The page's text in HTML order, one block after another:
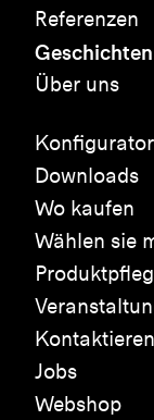
Referenzen
Geschichten
Über uns
Konfigurator
Downloads
Wo kaufen
Wählen sie
Jobs
Webshop